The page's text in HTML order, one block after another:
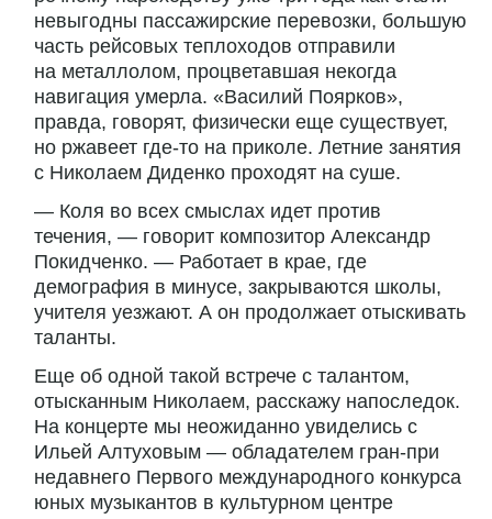
невыгодны пассажирские перевозки, большую
часть рейсовых теплоходов отправили
на металлолом, процветавшая некогда
навигация умерла. «Василий Поярков»,
правда, говорят, физически еще существует,
но ржавеет где-то на приколе. Летние занятия
с Николаем Диденко проходят на суше.
— Коля во всех смыслах идет против
течения, — говорит композитор Александр
Покидченко. — Работает в крае, где
демография в минусе, закрываются школы,
учителя уезжают. А он продолжает отыскивать
таланты.
Еще об одной такой встрече с талантом,
отысканным Николаем, расскажу напоследок.
На концерте мы неожиданно увиделись с
Ильей Алтуховым — обладателем гран-при
недавнего Первого международного конкурса
юных музыкантов в культурном центре